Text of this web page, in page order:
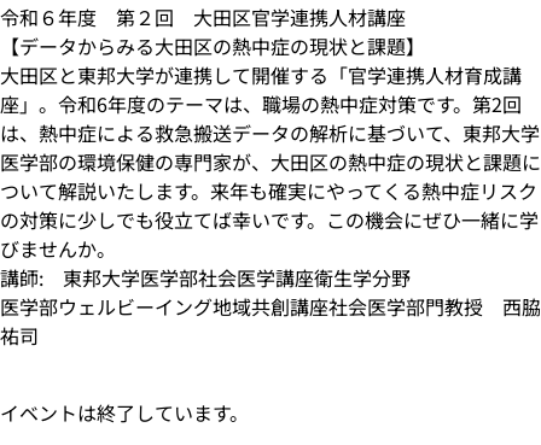
令和６年度 第２回 大田区官学連携人材講座
【データからみる大田区の熱中症の現状と課題】
大田区と東邦大学が連携して開催する「官学連携人材育成講
座」。令和6年度のテーマは、職場の熱中症対策です。第2回
は、熱中症による救急搬送データの解析に基づいて、東邦大学
医学部の環境保健の専門家が、大田区の熱中症の現状と課題に
ついて解説いたします。来年も確実にやってくる熱中症リスク
の対策に少しでも役立てば幸いです。この機会にぜひ一緒に学
びませんか。
講師: 東邦大学医学部社会医学講座衛生学分野
医学部ウェルビーイング地域共創講座社会医学部門教授 西脇
祐司
イベントは終了しています。